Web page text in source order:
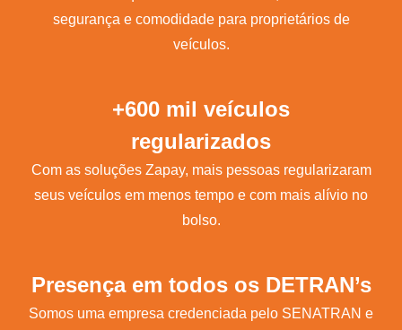
segurança e comodidade para proprietários de
veículos.
+600 mil veículos
regularizados
Com as soluções Zapay, mais pessoas regularizaram
seus veículos em menos tempo e com mais alívio no
bolso.
Presença em todos os DETRAN’s
Somos uma empresa credenciada pelo SENATRAN e